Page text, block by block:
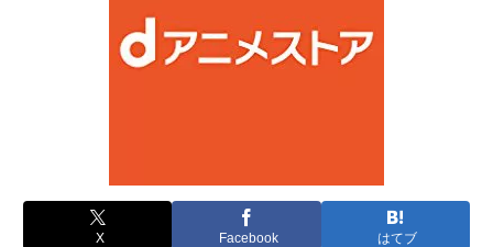
X Facebook はてブ